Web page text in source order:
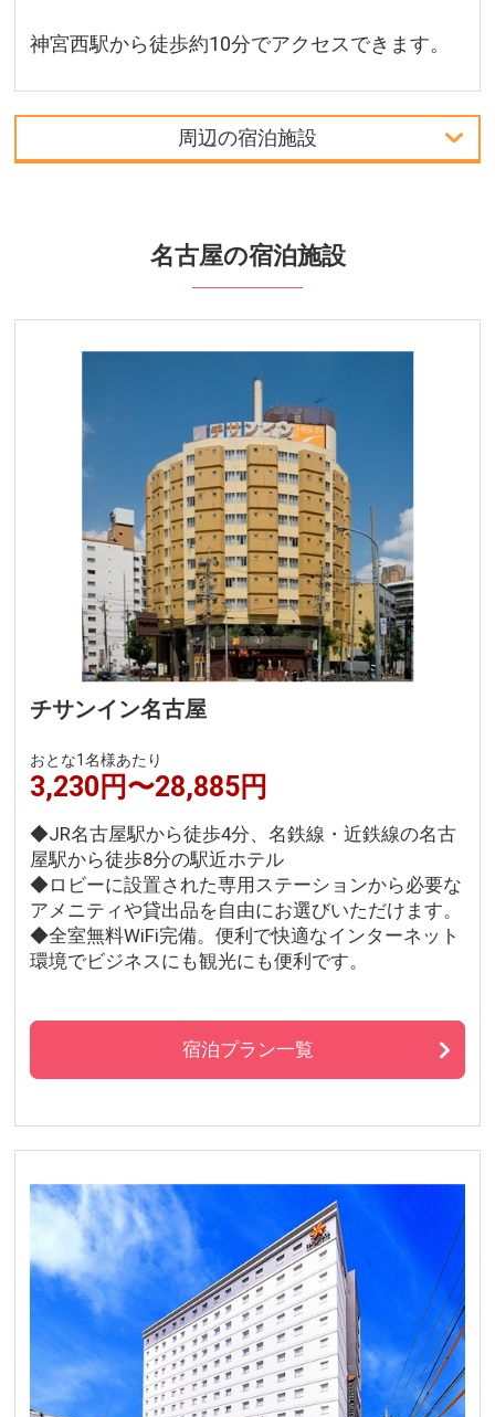
神宮西駅から徒歩約10分でアクセスできます。
周辺の宿泊施設
関西発
周辺の宿泊施設
名古屋の宿泊施設
チサンイン名古屋
おとな1名様あたり
3,230円〜28,885円
◆JR名古屋駅から徒歩4分、名鉄線・近鉄線の名古
屋駅から徒歩8分の駅近ホテル
◆ロビーに設置された専用ステーションから必要な
アメニティや貸出品を自由にお選びいただけます。
◆全室無料WiFi完備。便利で快適なインターネット
環境でビジネスにも観光にも便利です。
宿泊プラン一覧